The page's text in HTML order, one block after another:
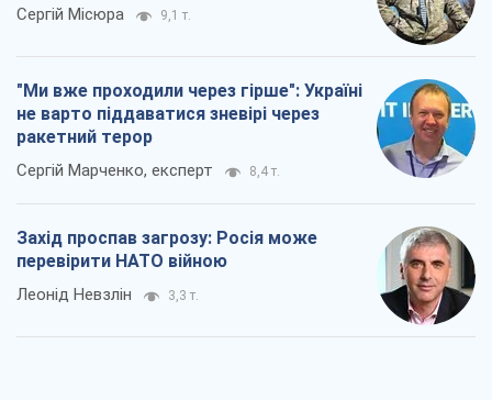
Сергій Місюра 9,1 т.
"Ми вже проходили через гірше": Україні
не варто піддаватися зневірі через
ракетний терор
Сергій Марченко, експерт 8,4 т.
Захід проспав загрозу: Росія може
перевірити НАТО війною
Леонід Невзлін 3,3 т.